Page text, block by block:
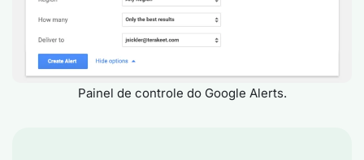
Painel de controle do Google Alerts.